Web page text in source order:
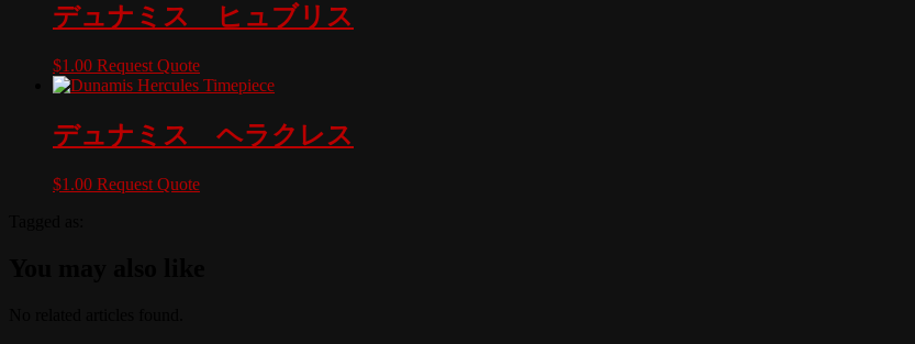
デュナミス ヒュブリス
$1.00 Request Quote
デュナミス ヘラクレス
$1.00 Request Quote